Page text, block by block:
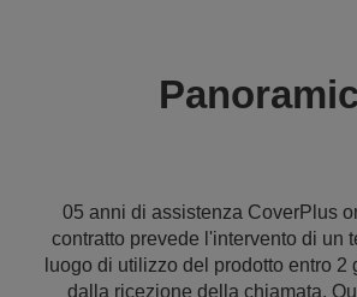
05 anni di assistenza CoverPlus
contratto prevede l'intervento di un
luogo di utilizzo del prodotto entro 2
dalla ricezione della chiamata.